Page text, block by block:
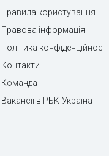
Правила користування
Правова інформація
Політика конфіденційності
Контакти
Команда
Вакансії в РБК-Україна